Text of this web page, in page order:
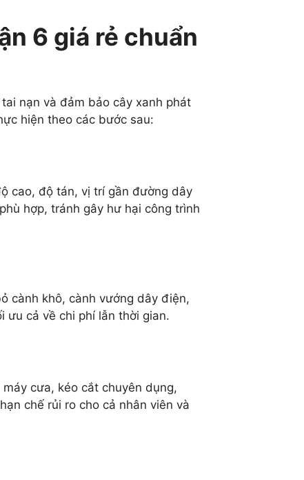
6 giá rẻ chuẩn
nạn và đảm bảo cây xanh phát
hiện theo các bước sau:
cao, độ tán, vị trí gần đường dây
hợp, tránh gây hư hại công trình
cành khô, cành vướng dây điện,
ưu cả về chi phí lẫn thời gian.
cưa, kéo cắt chuyên dụng,
chế rủi ro cho cả nhân viên và